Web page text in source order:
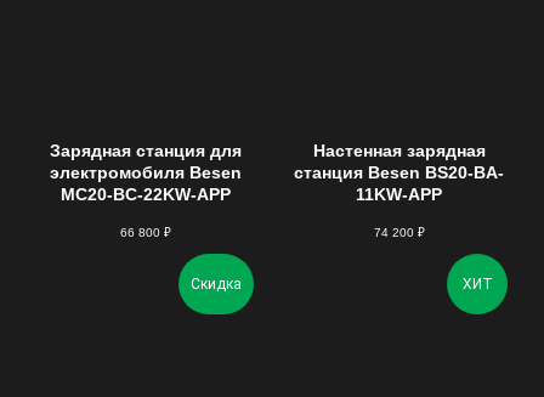
Зарядная станция для
электромобиля Besen
MC20-BC-22KW-APP
66 800 ₽
Настенная зарядная
станция Besen BS20-BA-
11KW-APP
74 200 ₽
Скидка ХИТ